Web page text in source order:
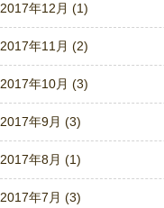
2017年12月 (1)
2017年11月 (2)
2017年10月 (3)
2017年9月 (3)
2017年8月 (1)
2017年7月 (3)